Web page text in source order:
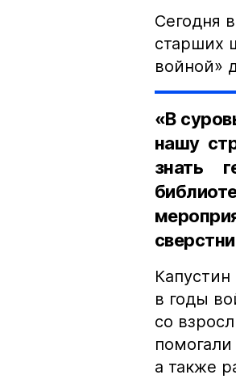
Сегодня
старших
войной»
«В
нашу
знать
в годы
со
а также